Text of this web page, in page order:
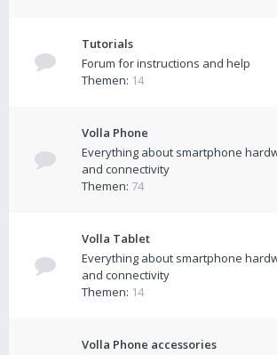
Tutorials
Forum for instructions and help
Themen: 14
Volla Phone
Everything about smartphone
and connectivity
Themen: 74
Volla Tablet
Everything about smartphone
and connectivity
Themen: 14
Volla Phone accessories